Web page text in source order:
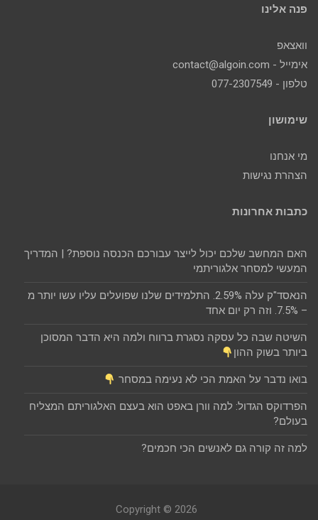
פנה אלינו
וואצאפ
אימייל - contact@algoin.com
טלפון - 077-2307549
שימושון
מי אנחנו
הצהרת נגישות
כתבות אחרונות
האם המחשב שלכם יכול לייצר עבורכם הכנסה נוספת? | המדריך
המעשי למסחר אלגוריתמי
הנאסד"ק עלה 2.59%. התלמידים שלנו שפועלים עליו עשו יותר מ
– 7.5%. וזה רק יום אחד
השיטה שבה כל עסקה נסגרת ברווח ולמה היא הדבר המסוכן
ביותר בשוק ההון
בואו נדבר על האמת הכי לא נעימה במסחר
הפרדוקס הגדול: למה וורן באפט הוא בעצם האלגוריתם המצליח
בעולם?
למה זה קורה גם לאנשים הכי חכמים?
Copyright © 2026